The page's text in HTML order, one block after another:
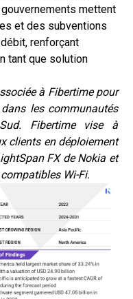
mettent
et des subventions
renforçant
tant que solution
à Fibertime pour
les communautés
Fibertime vise à
clients en déploiement
FX de Nokia et
Wi-Fi.